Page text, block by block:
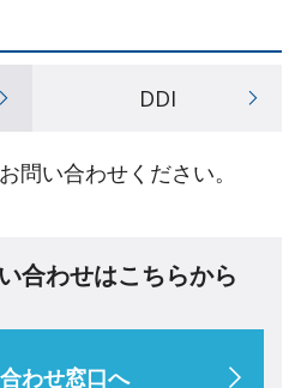
DDI
問い合わせください。
合わせはこちらから
わせ窓口へ